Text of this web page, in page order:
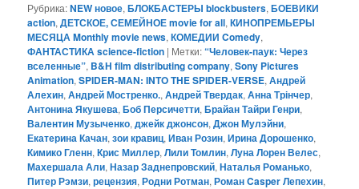
Рубрика:NEW новое,БЛОКБАСТЕРЫ blockbusters,БОЕВИКИ
action,ДЕТСКОЕ, СЕМЕЙНОЕ movie for all,КИНОПРЕМЬЕРЫ
МЕСЯЦА Monthly movie news,КОМЕДИИ Comedy,
ФАНТАСТИКА science-fiction | Метки:“Человек-паук: Через
вселенные”, B&H film distributing company,Sony Pictures
Animation,SPIDER-MAN: INTO THE SPIDER-VERSE,Андрей
Алехин,Андрей Мостренко.,Андрей Твердак,Анна Трінчер,
Антонина Якушева,Боб Персичетти,Брайан Тайри Генри,
Валентин Музыченко,джейк джонсон,Джон Мулэйни,
Екатерина Качан,зои кравиц,Иван Розин,Ирина Дорошенко,
Кимико Гленн,Крис Миллер,Лили Томлин,Луна Лорен Велес,
Махершала Али,Назар Заднепровский,Наталья Романько,
Питер Рэмзи,рецензия,Родни Ротман,Роман Casper Лепехин,